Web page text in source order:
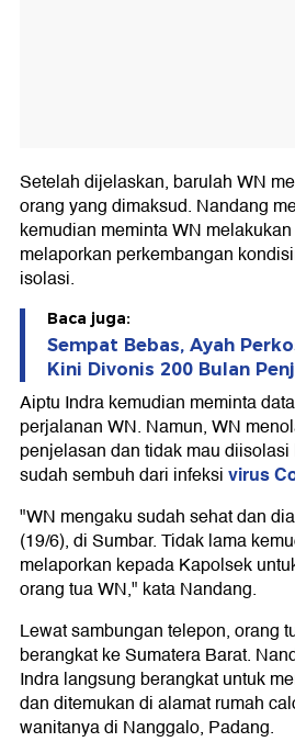
Setelah dijelaskan, barulah WN
orang yang dimaksud. Nandang
kemudian meminta WN
melaporkan perkembangan
isolasi.
Baca juga:
Sempat Bebas, Ayah
Kini Divonis 200 Bulan
Aiptu Indra kemudian meminta
perjalanan WN. Namun, WN
penjelasan dan tidak mau
sudah sembuh dari infeksivirus
"WN mengaku sudah sehat dan
(19/6), di Sumbar. Tidak lama
melaporkan kepada Kapolsek
orang tua WN," kata Nandang.
Lewat sambungan telepon, orang
berangkat ke Sumatera Barat.
Indra langsung berangkat untuk
dan ditemukan di alamat rumah
wanitanya di Nanggalo, Padang.